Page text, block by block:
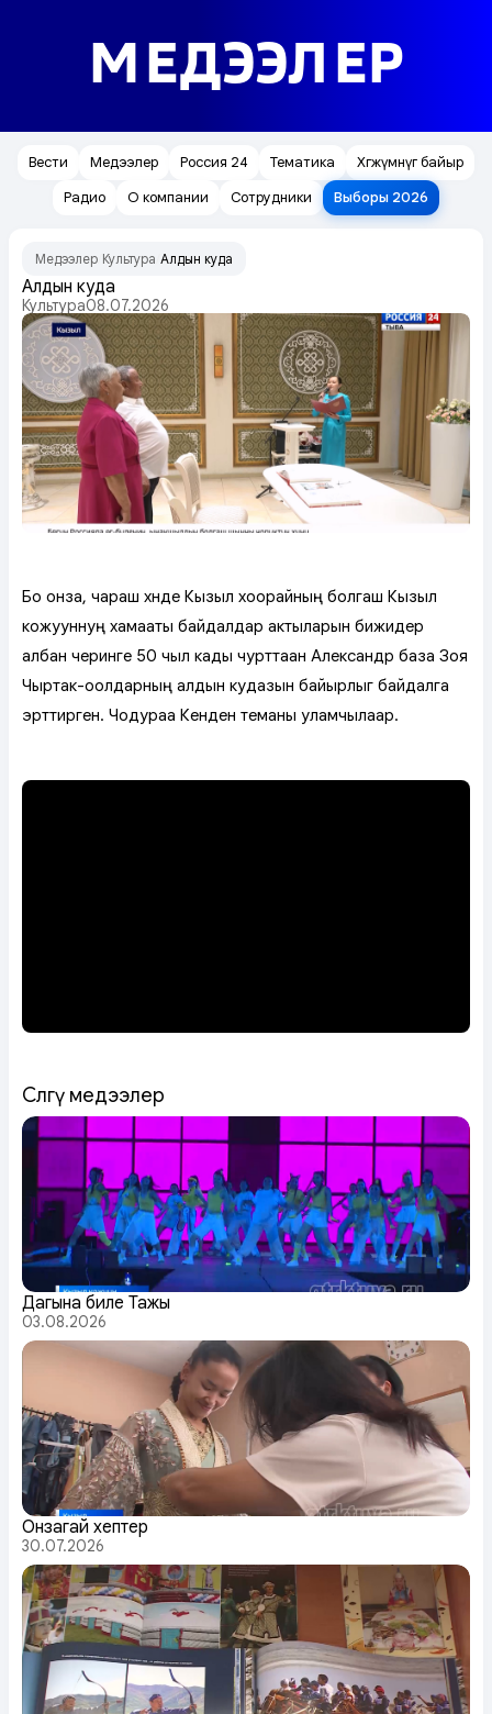
МЕДЭЭЛЕР
Вести Медээлер Россия 24 Тематика
Хөгжүмнүг байыр
Радио
О компании Сотрудники Выборы 2026
Медээлер Культура Алдын куда
Алдын куда
Культура08.07.2026
Бо онза, чараш хүнде Кызыл хоорайның болгаш Кызыл
кожууннуң хамааты байдалдар актыларын бижидер
албан черинге 50 чыл кады чурттаан Александр база Зоя
Чыртак-оолдарның алдын кудазын байырлыг байдалга
эрттирген. Чодураа Кенден теманы уламчылаар.
Сөөлгү медээлер
Даңгына биле Тажы
03.08.2026
Онзагай хептер
30.07.2026